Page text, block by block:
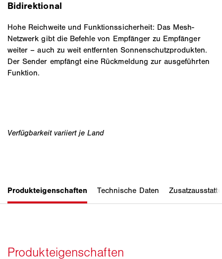
Bidirektional
Hohe Reichweite und Funktionssicherheit: Das Mesh-
Netzwerk gibt die Befehle von Empfänger zu Empfänger
weiter – auch zu weit entfernten Sonnenschutzprodukten.
Der Sender empfängt eine Rückmeldung zur ausgeführten
Funktion.